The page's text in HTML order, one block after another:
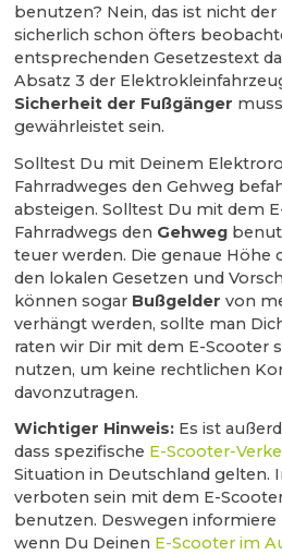
benutzen? Nein, das ist nicht der
sicherlich schon öfters
entsprechenden Gesetzestext
Absatz 3 der
Sicherheit der Fußgänger
gewährleistet sein.
Solltest Du mit Deinem
Fahrradweges den Gehweg
absteigen. Solltest Du mit dem
Fahrradwegs den Gehweg
teuer werden. Die genaue Höhe
den lokalen Gesetzen und
können sogar Bußgelder von
verhängt werden, sollte man
raten wir Dir mit dem E-Scooter
nutzen, um keine rechtlichen
davonzutragen.
Wichtiger Hinweis:Es ist
dass spezifische E-Scooter-
Situation in Deutschland gelten.
verboten sein mit dem E-
benutzen. Deswegen informiere
wenn Du Deinen E-Scooter im